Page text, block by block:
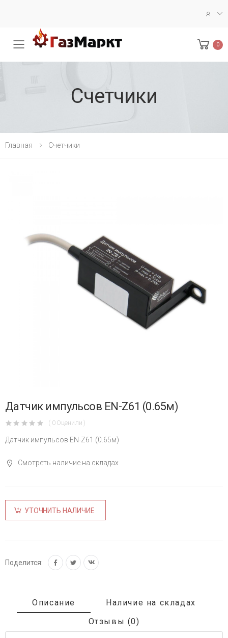
Меню 0
Счетчики
Главная Счетчики
Датчик импульсов EN-Z61 (0.65м)
( 0 Оценили )
Датчик импульсов EN-Z61 (0.65м)
Смотреть наличие на складах
УТОЧНИТЬ НАЛИЧИЕ
Поделится:
Описание
Наличие на складах
Отзывы (0)